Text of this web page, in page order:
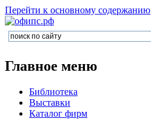
Перейти к основному содержанию
Главное меню
Библиотека
Выставки
Каталог фирм